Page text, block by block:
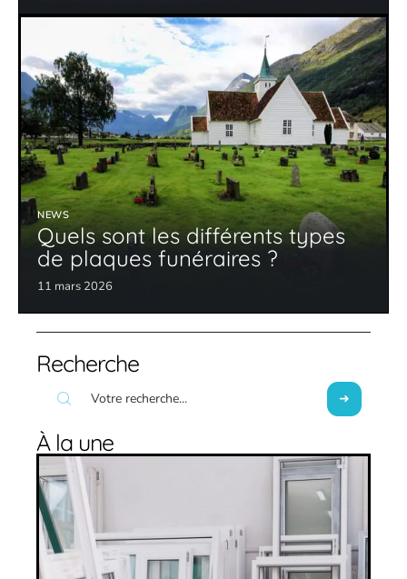
NEWS
Quels sont les différents types
de plaques funéraires ?
11 mars 2026
Recherche
À la une